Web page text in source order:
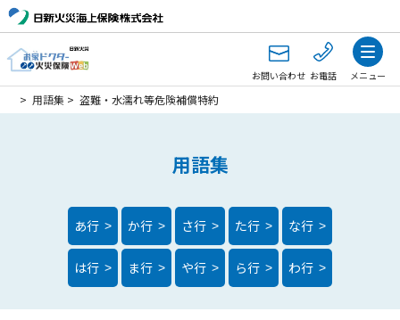
お問い合わせ お電話 メニュー
> 用語集 >盗難・水濡れ等危険補償特約
用語集
あ行 > か行 > さ行 > た行 > な行 >
は行 > ま行 > や行 > ら行 > わ行 >